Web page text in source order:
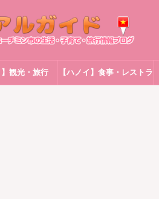
】観光・旅行 【ハノイ】食事・レストラ